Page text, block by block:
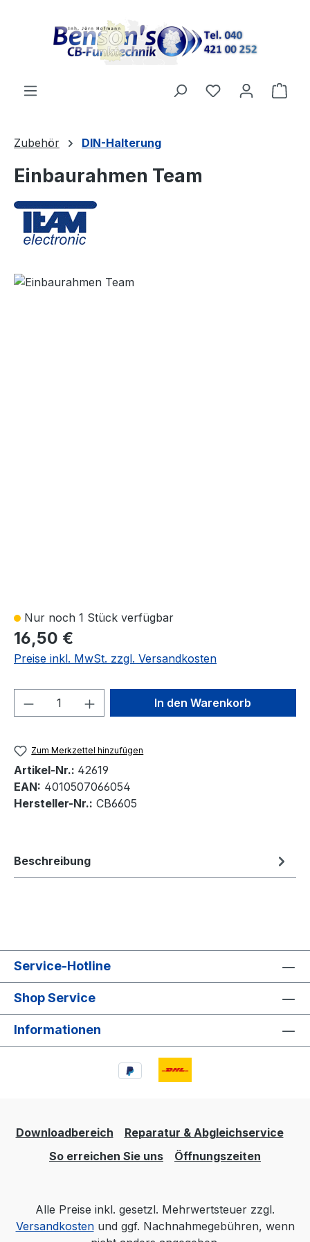
Zubehör DIN-Halterung
Einbaurahmen Team
Bildergalerie überspringen
Nur noch 1 Stück verfügbar
16,50 €
Preise inkl. MwSt. zzgl. Versandkosten
Produkt Anzahl: Gib denIn den Warenkorb
Zum Merkzettel hinzufügen
Artikel-Nr.: 42619
EAN: 4010507066054
Hersteller-Nr.: CB6605
Beschreibung
Service-Hotline
Shop Service
Informationen
Downloadbereich
Reparatur & Abgleichservice
So erreichen Sie uns
Öffnungszeiten
Alle Preise inkl. gesetzl. Mehrwertsteuer zzgl.
Versandkostenund ggf. Nachnahmegebühren, wenn